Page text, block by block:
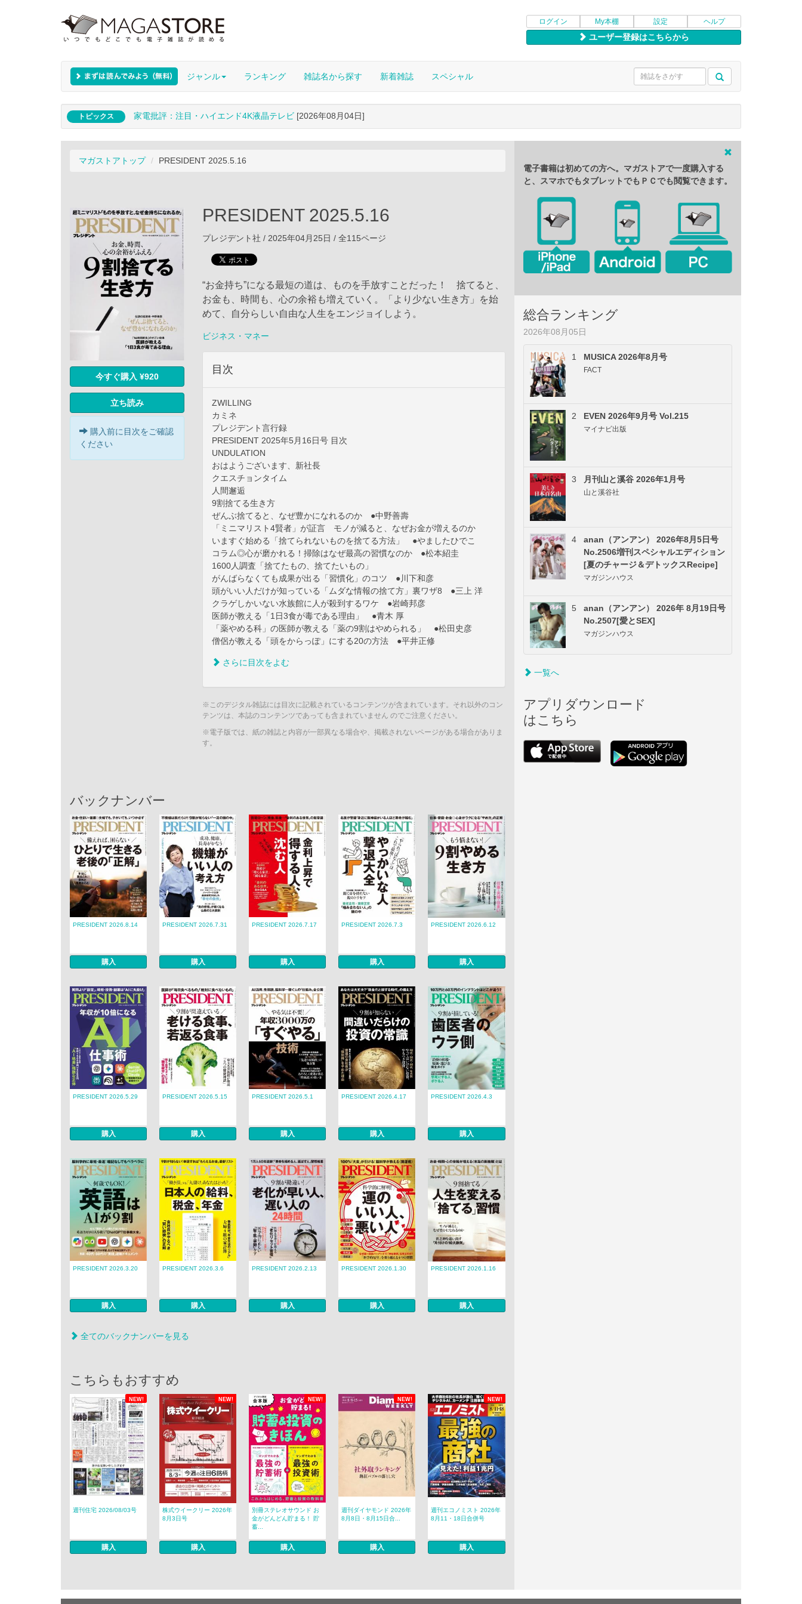
ログイン My本棚 設定 ヘルプ
ユーザー登録はこちらから
ジャンル ランキング 雑誌名から探す 新着雑誌 スペシャル
トピックス 家電批評：注目・ハイエンド4K液晶テレビ [2026年08月04日]
マガストアトップ PRESIDENT 2025.5.16
今すぐ購入 ¥920
立ち読み
購入前に目次をご確認
ください
PRESIDENT 2025.5.16
プレジデント社 / 2025年04月25日 / 全115ページ
“お金持ち”になる最短の道は、ものを手放すことだった！ 捨てると、
お金も、時間も、心の余裕も増えていく。「より少ない生き方」を始
めて、自分らしい自由な人生をエンジョイしよう。
ビジネス・マネー
目次
ZWILLING
カミネ
プレジデント言行録
PRESIDENT 2025年5月16日号 目次
UNDULATION
おはようございます、新社長
クエスチョンタイム
人間邂逅
9割捨てる生き方
ぜんぶ捨てると、なぜ豊かになれるのか ●中野善壽
「ミニマリスト4賢者」が証言 モノが減ると、なぜお金が増えるのか
いますぐ始める「捨てられないものを捨てる方法」 ●やましたひでこ
コラム◎心が磨かれる！掃除はなぜ最高の習慣なのか ●松本紹圭
1600人調査「捨てたもの、捨てたいもの」
がんばらなくても成果が出る「習慣化」のコツ ●川下和彦
頭がいい人だけが知っている「ムダな情報の捨て方」裏ワザ8 ●三上 洋
クラゲしかいない水族館に人が殺到するワケ ●岩崎邦彦
医師が教える「1日3食が毒である理由」 ●青木 厚
「薬やめる科」の医師が教える「薬の9割はやめられる」 ●松田史彦
僧侶が教える「頭をからっぽ」にする20の方法 ●平井正修
さらに目次をよむ
※このデジタル雑誌には目次に記載されているコンテンツが含まれています。それ以外のコン
テンツは、本誌のコンテンツであっても含まれていません のでご注意ください。
※電子版では、紙の雑誌と内容が一部異なる場合や、掲載されないページがある場合がありま
す。
バックナンバー
PRESIDENT 2026.8.14
購入
PRESIDENT 2026.7.31
購入
PRESIDENT 2026.7.17
購入
PRESIDENT 2026.7.3
購入
PRESIDENT 2026.6.12
購入
PRESIDENT 2026.5.29
購入
PRESIDENT 2026.5.15
購入
PRESIDENT 2026.5.1
購入
PRESIDENT 2026.4.17
購入
PRESIDENT 2026.4.3
購入
PRESIDENT 2026.3.20
購入
PRESIDENT 2026.3.6
購入
PRESIDENT 2026.2.13
購入
PRESIDENT 2026.1.30
購入
PRESIDENT 2026.1.16
購入
全てのバックナンバーを見る
こちらもおすすめ
NEW! NEW! NEW! NEW! NEW!
週刊住宅 2026/08/03号
購入
株式ウイークリー 2026年
8月3日号
購入
別冊ステレオサウンド お
金がどんどん貯まる！ 貯
蓄...
購入
週刊ダイヤモンド 2026年
8月8日・8月15日合...
購入
週刊エコノミスト 2026年
8月11・18日合併号
購入
電子書籍は初めての方へ。マガストアで一度購入する
と、スマホでもタブレットでもＰＣでも閲覧できます。
総合ランキング
2026年08月05日
1 MUSICA 2026年8月号
FACT
2 EVEN 2026年9月号 Vol.215
マイナビ出版
3 月刊山と溪谷 2026年1月号
山と溪谷社
4
anan（アンアン） 2026年8月5日号
No.2506増刊スペシャルエディション
[夏のチャージ＆デトックスRecipe]
マガジンハウス
5
anan（アンアン） 2026年 8月19日号
No.2507[愛とSEX]
マガジンハウス
一覧へ
アプリダウンロード
はこちら